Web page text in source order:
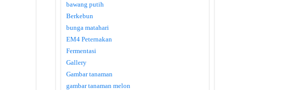
bawang putih
Berkebun
bunga matahari
EM4 Peternakan
Fermentasi
Gallery
Gambar tanaman
gambar tanaman melon